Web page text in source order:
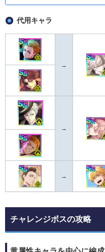
代用キャラ
→
→
→
チャレンジボスの攻略